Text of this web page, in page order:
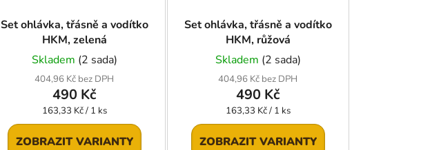
Set ohlávka, třásně a vodítko
HKM, zelená
Skladem (2 sada)
404,96 Kč bez DPH
490 Kč
Měrná
cena:
163,33 Kč / 1 ks
ZOBRAZIT VARIANTY
Set ohlávka, třásně a vodítko
HKM, růžová
Skladem (2 sada)
404,96 Kč bez DPH
490 Kč
Měrná
cena:
163,33 Kč / 1 ks
ZOBRAZIT VARIANTY